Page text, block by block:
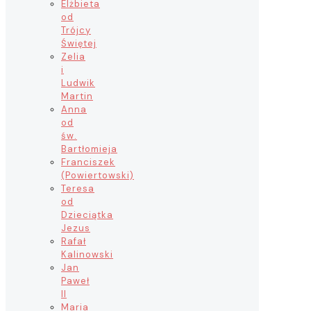
Elżbieta
od
Trójcy
Świętej
Zelia
i
Ludwik
Martin
Anna
od
św.
Bartłomieja
Franciszek
(Powiertowski)
Teresa
od
Dzieciątka
Jezus
Rafał
Kalinowski
Jan
Paweł
II
Maria